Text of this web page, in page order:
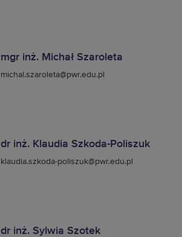
mgr inż. Michał Szaroleta
michal.szaroleta@pwr.edu.pl
dr inż. Klaudia Szkoda-Poliszuk
klaudia.szkoda-poliszuk@pwr.edu.pl
dr inż. Sylwia Szotek